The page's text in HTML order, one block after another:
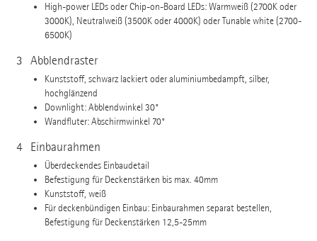
High-power LEDs oder Chip-on-Board LEDs: Warmweiß (2700K oder
3000K), Neutralweiß (3500K oder 4000K) oder Tunable white (2700-
6500K)
3 Abblendraster
Kunststoff, schwarz lackiert oder aluminiumbedampft, silber,
hochglänzend
Downlight: Abblendwinkel 30°
Wandfluter: Abschirmwinkel 70°
4 Einbaurahmen
Überdeckendes Einbaudetail
Befestigung für Deckenstärken bis max. 40mm
Kunststoff, weiß
Für deckenbündigen Einbau: Einbaurahmen separat bestellen,
Befestigung für Deckenstärken 12,5-25mm